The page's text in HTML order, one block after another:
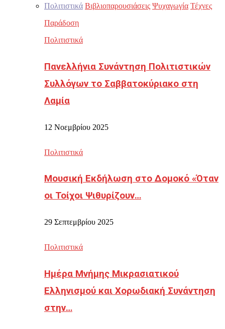
Πολιτιστικά Βιβλιοπαρουσιάσεις Ψυχαγωγία Τέχνες
Παράδοση
Πολιτιστικά
Πανελλήνια Συνάντηση Πολιτιστικών
Συλλόγων το Σαββατοκύριακο στη
Λαμία
12 Νοεμβρίου 2025
Πολιτιστικά
Μουσική Εκδήλωση στο Δομοκό «Όταν
οι Τοίχοι Ψιθυρίζουν…
29 Σεπτεμβρίου 2025
Πολιτιστικά
Ημέρα Μνήμης Μικρασιατικού
Ελληνισμού και Χορωδιακή Συνάντηση
στην…